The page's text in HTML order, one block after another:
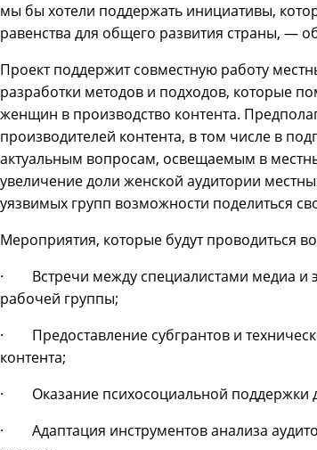
мы бы хотели поддержать инициативы,
равенства для общего развития страны, —
Проект поддержит совместную работу
разработки методов и подходов, которые
женщин в производство контента.
производителей контента, в том числе в
актуальным вопросам, освещаемым в
увеличение доли женской аудитории
уязвимых групп возможности поделиться
Мероприятия, которые будут проводиться
· Встречи между специалистами медиа и
рабочей группы;
· Предоставление субгрантов и
контента;
· Оказание психосоциальной поддержки
· Адаптация инструментов анализа